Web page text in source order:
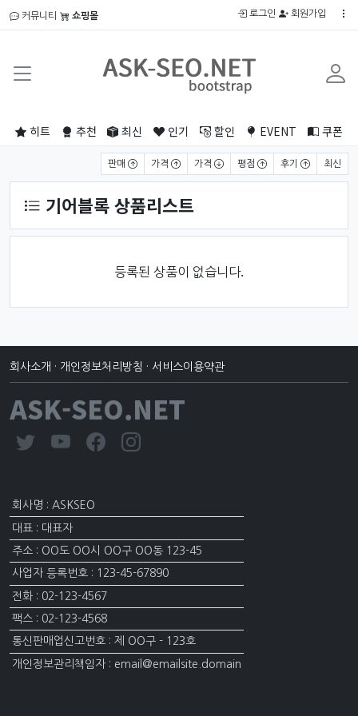
커뮤니티 쇼핑몰 로그인 회원가입
히트 추천 최신 인기 할인 EVENT 쿠폰
판매 가격 가격 평점 후기 최신
기어블록 상품리스트
등록된 상품이 없습니다.
회사소개 · 개인정보처리방침 · 서비스이용약관
ASK-SEO.NET
회사명 : ASKSEO
대표 : 대표자
주소 : OO도 OO시 OO구 OO동 123-45
사업자 등록번호 : 123-45-67890
전화 : 02-123-4567
팩스 : 02-123-4568
통신판매업신고번호 : 제 OO구 - 123호
개인정보관리책임자 : email@emailsite.domain